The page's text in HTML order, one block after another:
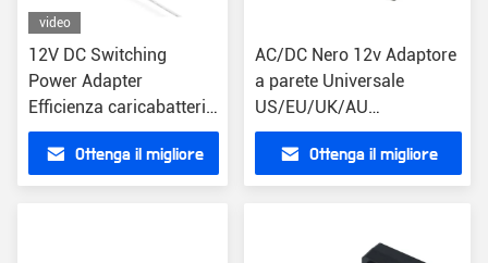
video
12V DC Switching
Power Adapter
Efficienza caricabatterie
universale 5.5*2.1mm
connettoreOttenga il migliore
AC/DC Nero 12v Adaptore
a parete Universale
US/EU/UK/AU
Collegamento Tipo 1,5m
Lunghezza del cavo
Ottenga il migliore